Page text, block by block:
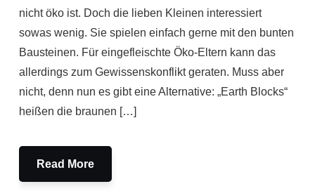
nicht öko ist. Doch die lieben Kleinen interessiert
sowas wenig. Sie spielen einfach gerne mit den bunten
Bausteinen. Für eingefleischte Öko-Eltern kann das
allerdings zum Gewissenskonflikt geraten. Muss aber
nicht, denn nun es gibt eine Alternative: „Earth Blocks“
heißen die braunen […]
Read More